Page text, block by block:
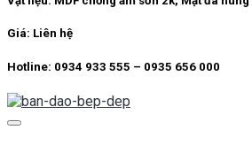
Giá: Liên hệ
Hotline: 0934 933 555 – 0935 656 000